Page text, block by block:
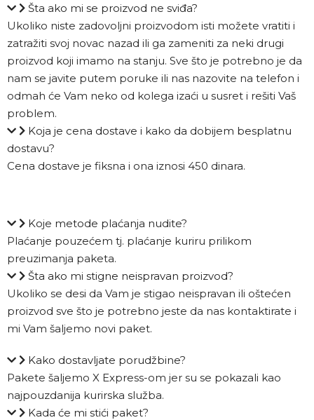
Šta ako mi se proizvod ne sviđa?
Ukoliko niste zadovoljni proizvodom isti možete vratiti i
zatražiti svoj novac nazad ili ga zameniti za neki drugi
proizvod koji imamo na stanju. Sve što je potrebno je da
nam se javite putem poruke ili nas nazovite na telefon i
odmah će Vam neko od kolega izaći u susret i rešiti Vaš
problem.
Koja je cena dostave i kako da dobijem besplatnu
dostavu?
Cena dostave je fiksna i ona iznosi 450 dinara.
Koje metode plaćanja nudite?
Plaćanje pouzećem tj. plaćanje kuriru prilikom
preuzimanja paketa.
Šta ako mi stigne neispravan proizvod?
Ukoliko se desi da Vam je stigao neispravan ili oštećen
proizvod sve što je potrebno jeste da nas kontaktirate i
mi Vam šaljemo novi paket.
Kako dostavljate porudžbine?
Pakete šaljemo X Express-om jer su se pokazali kao
najpouzdanija kurirska služba.
Kada će mi stići paket?